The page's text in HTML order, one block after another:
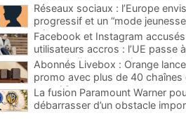
Réseaux sociaux : l’Europe
progressif et un “mode
mineurs
Facebook et Instagram
utilisateurs accros : l’UE passe
menace d’une amende record
Abonnés Livebox : Orange
promo avec plus de 40 chaînes
pour 1€
La fusion Paramount Warner
débarrasser d’un obstacle